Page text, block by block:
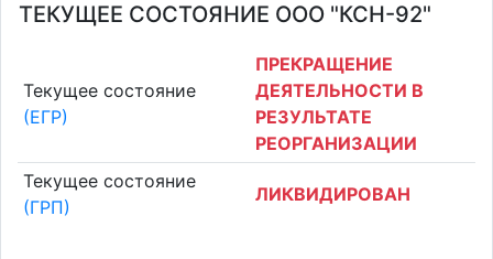
ТЕКУЩЕЕ СОСТОЯНИЕ ООО "КСН-92"
Текущее состояние
(ЕГР)
ПРЕКРАЩЕНИЕ
ДЕЯТЕЛЬНОСТИ В
РЕЗУЛЬТАТЕ
РЕОРГАНИЗАЦИИ
Текущее состояние
(ГРП)
ЛИКВИДИРОВАН